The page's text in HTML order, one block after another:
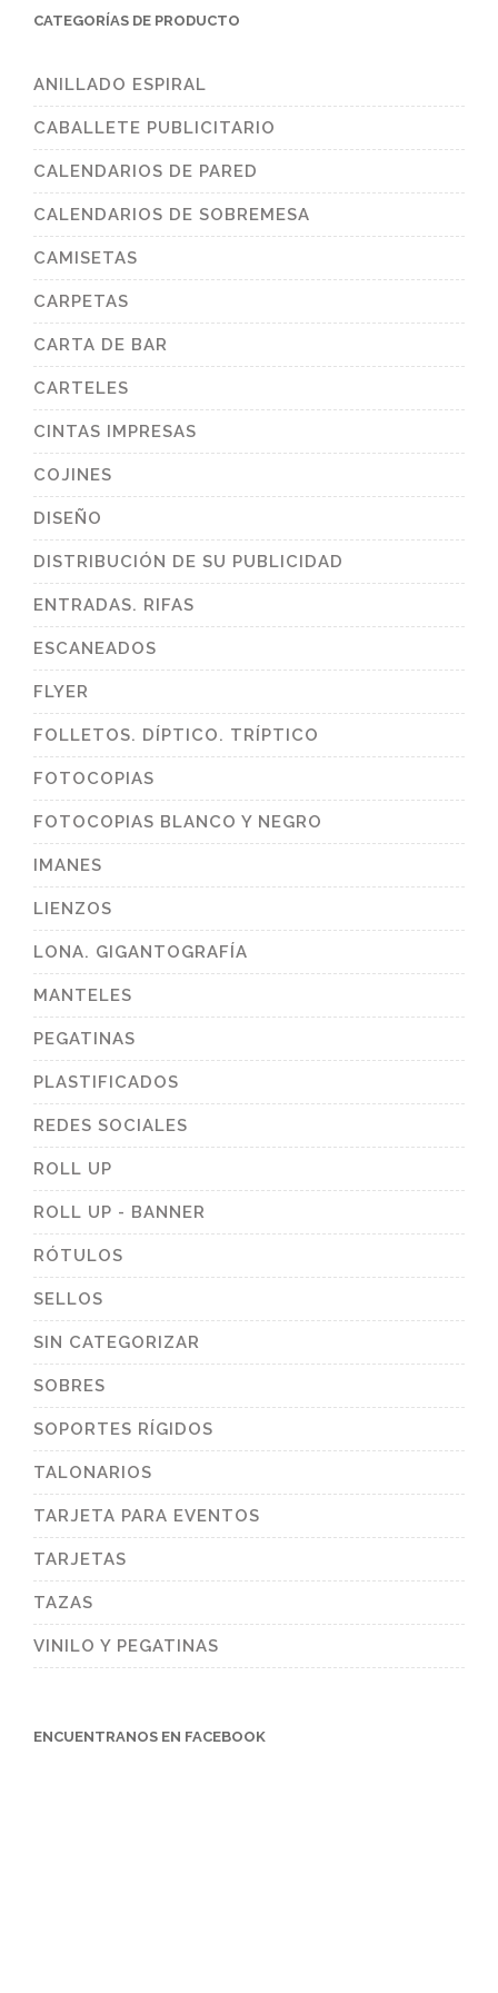
CATEGORÍAS DE PRODUCTO
ANILLADO ESPIRAL
CABALLETE PUBLICITARIO
CALENDARIOS DE PARED
CALENDARIOS DE SOBREMESA
CAMISETAS
CARPETAS
CARTA DE BAR
CARTELES
CINTAS IMPRESAS
COJINES
DISEÑO
DISTRIBUCIÓN DE SU PUBLICIDAD
ENTRADAS. RIFAS
ESCANEADOS
FLYER
FOLLETOS. DÍPTICO. TRÍPTICO
FOTOCOPIAS
FOTOCOPIAS BLANCO Y NEGRO
IMANES
LIENZOS
LONA. GIGANTOGRAFÍA
MANTELES
PEGATINAS
PLASTIFICADOS
REDES SOCIALES
ROLL UP
ROLL UP - BANNER
RÓTULOS
SELLOS
SIN CATEGORIZAR
SOBRES
SOPORTES RÍGIDOS
TALONARIOS
TARJETA PARA EVENTOS
TARJETAS
TAZAS
VINILO Y PEGATINAS
ENCUENTRANOS EN FACEBOOK